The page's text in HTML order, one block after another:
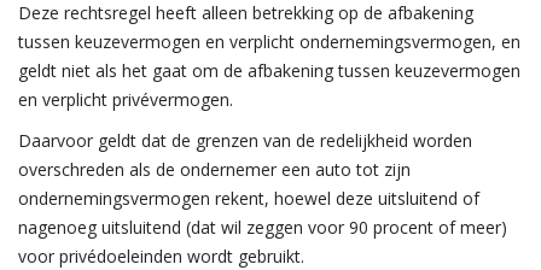
Deze rechtsregel heeft alleen betrekking op de afbakening
tussen keuzevermogen en verplicht ondernemingsvermogen, en
geldt niet als het gaat om de afbakening tussen keuzevermogen
en verplicht privévermogen.
Daarvoor geldt dat de grenzen van de redelijkheid worden
overschreden als de ondernemer een auto tot zijn
ondernemingsvermogen rekent, hoewel deze uitsluitend of
nagenoeg uitsluitend (dat wil zeggen voor 90 procent of meer)
voor privédoeleinden wordt gebruikt.